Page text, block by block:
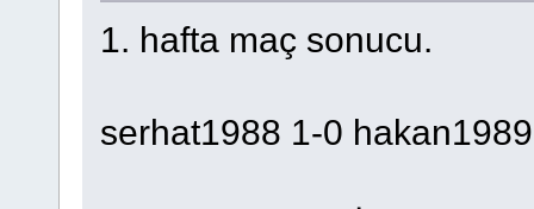
1. hafta maç sonucu.
serhat1988 1-0 hakan1989